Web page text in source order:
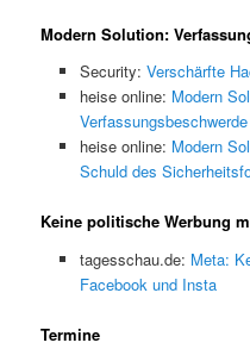
Modern Solution:
Security: Verschärfte
heise online: Modern
heise online: Modern
Schuld des
Keine politische Werbung
tagesschau.de: Meta:
Facebook und Insta
Termine